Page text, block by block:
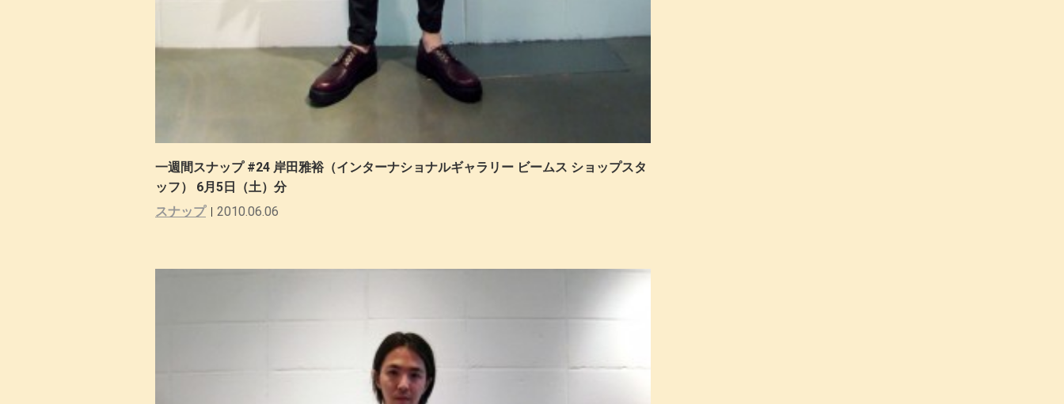
一週間スナップ #24 岸田雅裕（インターナショナルギャラリー ビームス ショップスタ
ッフ） 6月5日（土）分
スナップ
2010.06.06